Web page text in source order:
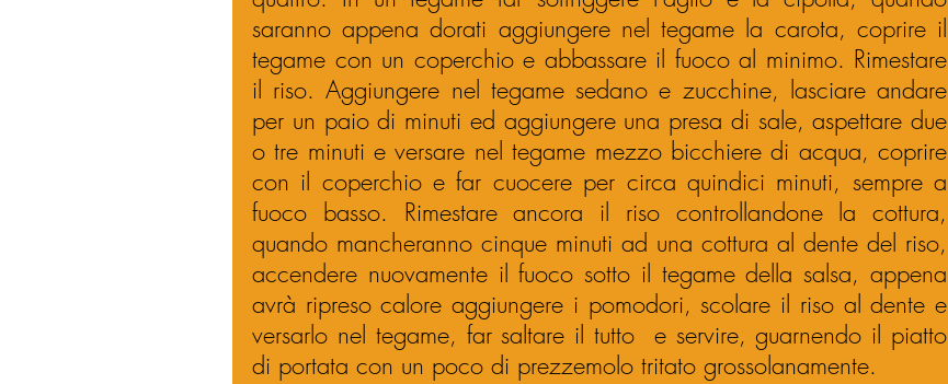
saranno appena dorati aggiungere nel tegame la carota, coprire il
tegame con un coperchio e abbassare il fuoco al minimo. Rimestare
il riso. Aggiungere nel tegame sedano e zucchine, lasciare andare
per un paio di minuti ed aggiungere una presa di sale, aspettare due
o tre minuti e versare nel tegame mezzo bicchiere di acqua, coprire
con il coperchio e far cuocere per circa quindici minuti, sempre a
fuoco basso. Rimestare ancora il riso controllandone la cottura,
quando mancheranno cinque minuti ad una cottura al dente del riso,
accendere nuovamente il fuoco sotto il tegame della salsa, appena
avrà ripreso calore aggiungere i pomodori, scolare il riso al dente e
versarlo nel tegame, far saltare il tutto  e servire, guarnendo il piatto
di portata con un poco di prezzemolo tritato grossolanamente.